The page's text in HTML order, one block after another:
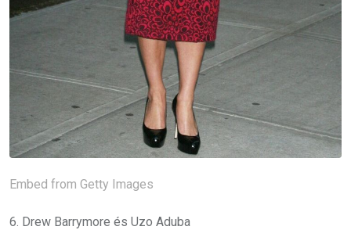
Embed from Getty Images
6. Drew Barrymore és Uzo Aduba